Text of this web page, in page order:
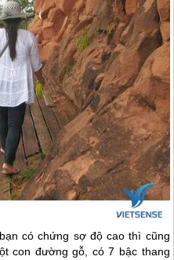
có chứng sợ độ cao thì cũng
con đường gỗ, có 7 bậc thang